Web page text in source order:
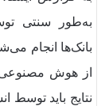
به‌طور سنتی
بانک‌ها انجام
از هوش مصنوعی
نتایج باید توسط